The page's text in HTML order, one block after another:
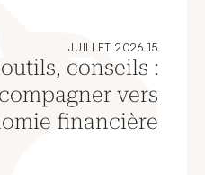
15 JUILLET 2026
conseils :
vers
financière